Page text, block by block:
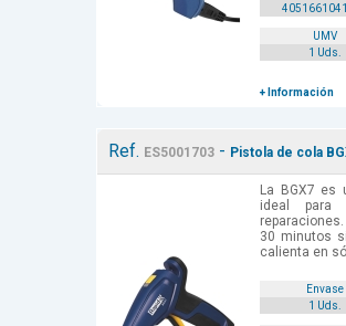
UMV
1 Uds.
+ Información
Ref. ES5001703 - Pistola de cola
La BGX7 es
ideal para
30 minutos
calienta en
Envase
1 Uds.